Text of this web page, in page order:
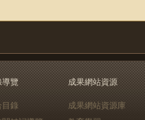
導覽
錄
成果網站資源
成果網站資源庫